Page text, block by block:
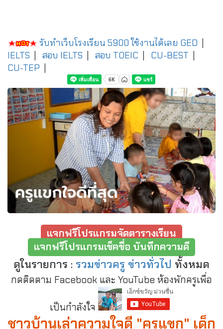
รับทำเว็บโรงเรียน 5900 ใช้งานได้เลย GED
IELTS
สอบ IELTS สอบ TOEIC CU-BEST
CU-TEP
แจกฟรีโปรแกรมจัดตารางเรียน
แจกฟรีโปรแกรมเช็คชื่อ บันทึกความดี
ดูในรายการ : รวมข่าวครู ข่าวทั่วไป ทั้งหมด
กดติดตาม Facebook และ YouTube ห้องพักครูเพื่อ
เป็นกำลังใจ
ชาวบ้านเล่าความใจดี "ครูแขก" เด็ก